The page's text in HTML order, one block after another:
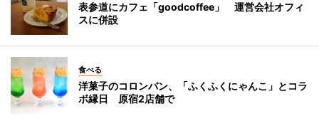
表参道にカフェ「goodcoffee」 運営会社オフィ
スに併設
食べる
洋菓子のコロンバン、「ふくふくにゃんこ」とコラ
ボ縁日 原宿2店舗で